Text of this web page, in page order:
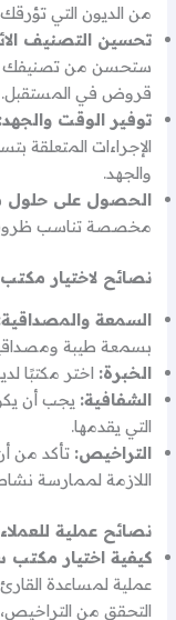
من الديون التي
تحسين التصنيف
ستحسن من تصنيفك
قروض في المستقبل.
توفير الوقت والجهد:
الإجراءات المتعلقة
والجهد.
الحصول على
مخصصة تناسب ظروفك
نصائح لاختيار
السمعة
بسمعة طيبة
الخبرة: اختر مكتبًا
الشفافية: يجب أن
التي يقدمها.
التراخيص: تأكد من
اللازمة لممارسة
نصائح عملية
كيفية اختيار
عملية لمساعدة
التحقق من التراخيص،